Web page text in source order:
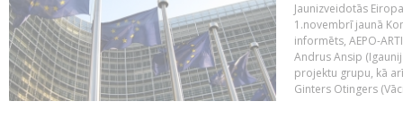
Jaunizveidotās
1.novembrī jaunā
informēts, AEPO-
Andrus Ansip
projektu grupu, kā
Ginters Otingers